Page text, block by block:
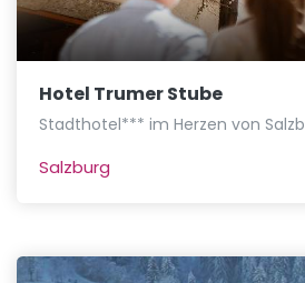
Hotel Trumer Stube
Stadthotel*** im Herzen von
Salzburg